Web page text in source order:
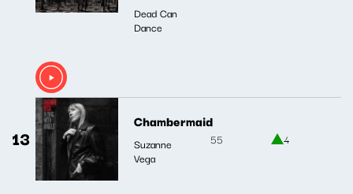
Dead Can
Dance
13
Chambermaid
Suzanne
Vega
55 4